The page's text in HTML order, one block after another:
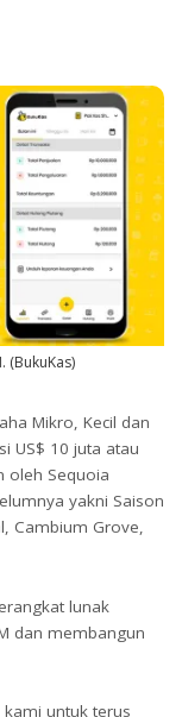
(BukuKas)
Mikro, Kecil dan
US$ 10 juta atau
oleh Sequoia
yakni Saison
Cambium Grove,
lunak
dan membangun
untuk terus